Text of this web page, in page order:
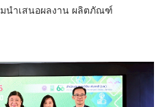
นำเสนอผลงาน ผลิตภัณฑ์